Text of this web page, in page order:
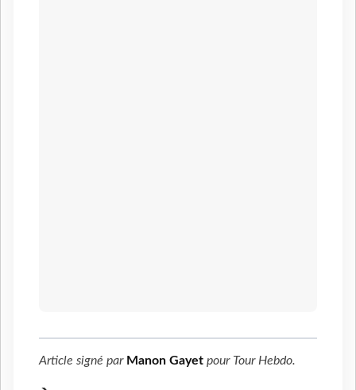
Article signé par Manon Gayet pour Tour Hebdo.